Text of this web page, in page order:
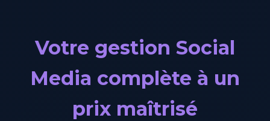
Votre gestion Social
Media complète à un
prix maîtrisé